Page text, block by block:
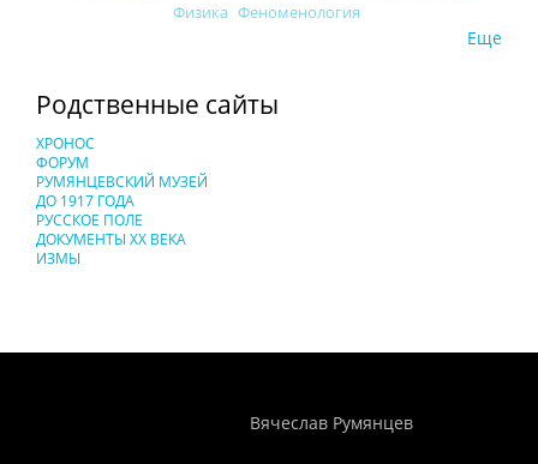
Физика Феноменология
Еще
Родственные сайты
ХРОНОС
ФОРУМ
РУМЯНЦЕВСКИЙ МУЗЕЙ
ДО 1917 ГОДА
РУССКОЕ ПОЛЕ
ДОКУМЕНТЫ XX ВЕКА
ИЗМЫ
Вячеслав Румянцев